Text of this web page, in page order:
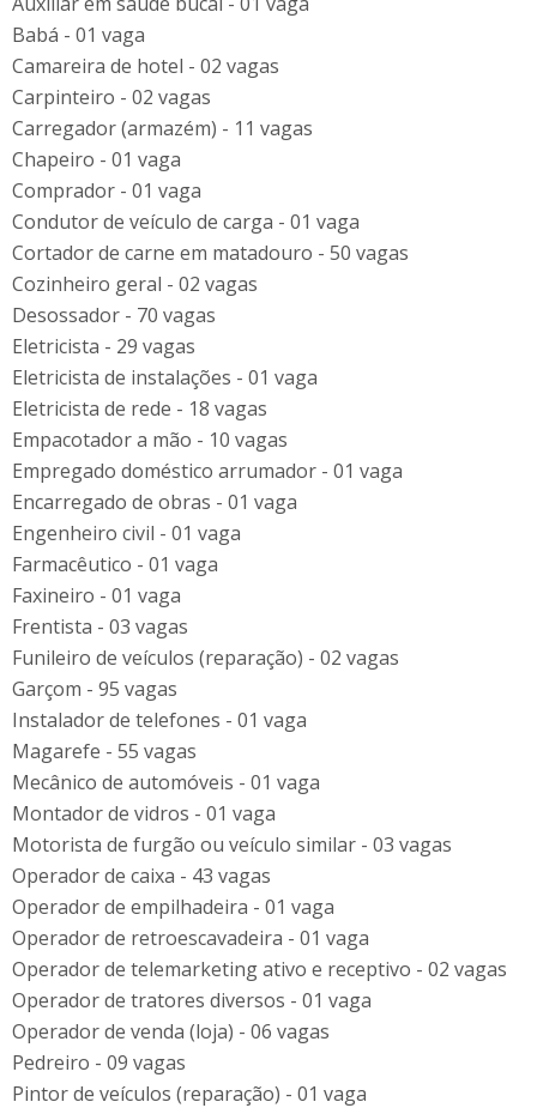
Babá - 01 vaga
Camareira de hotel - 02 vagas
Carpinteiro - 02 vagas
Carregador (armazém) - 11 vagas
Chapeiro - 01 vaga
Comprador - 01 vaga
Condutor de veículo de carga - 01 vaga
Cortador de carne em matadouro - 50 vagas
Cozinheiro geral - 02 vagas
Desossador - 70 vagas
Eletricista - 29 vagas
Eletricista de instalações - 01 vaga
Eletricista de rede - 18 vagas
Empacotador a mão - 10 vagas
Empregado doméstico arrumador - 01 vaga
Encarregado de obras - 01 vaga
Engenheiro civil - 01 vaga
Farmacêutico - 01 vaga
Faxineiro - 01 vaga
Frentista - 03 vagas
Funileiro de veículos (reparação) - 02 vagas
Garçom - 95 vagas
Instalador de telefones - 01 vaga
Magarefe - 55 vagas
Mecânico de automóveis - 01 vaga
Montador de vidros - 01 vaga
Motorista de furgão ou veículo similar - 03 vagas
Operador de caixa - 43 vagas
Operador de empilhadeira - 01 vaga
Operador de retroescavadeira - 01 vaga
Operador de telemarketing ativo e receptivo - 02 vagas
Operador de tratores diversos - 01 vaga
Operador de venda (loja) - 06 vagas
Pedreiro - 09 vagas
Pintor de veículos (reparação) - 01 vaga